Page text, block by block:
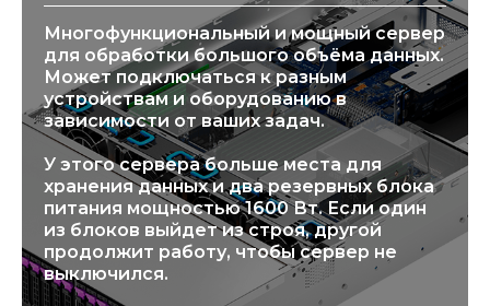
Многофункциональный и мощный сервер
для обработки большого объёма данных.
Может подключаться к разным
устройствам и оборудованию в
зависимости от ваших задач.
У этого сервера больше места для
хранения данных и два резервных блока
питания мощностью 1600 Вт. Если один
из блоков выйдет из строя, другой
продолжит работу, чтобы сервер не
выключился.